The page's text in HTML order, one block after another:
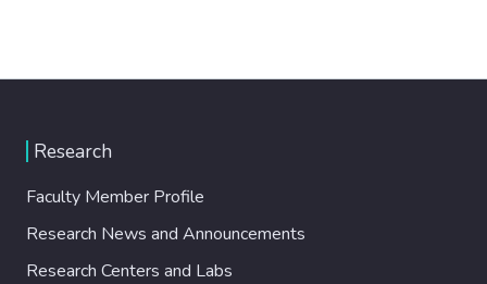
Research
Faculty Member Profile
Research News and Announcements
Research Centers and Labs